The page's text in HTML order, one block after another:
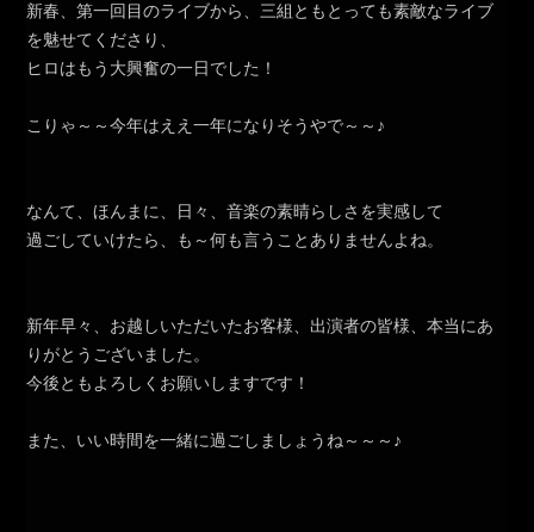
新春、第一回目のライブから、三組ともとっても素敵なライブ
を魅せてくださり、
ヒロはもう大興奮の一日でした！
こりゃ～～今年はええ一年になりそうやで～～♪
なんて、ほんまに、日々、音楽の素晴らしさを実感して
過ごしていけたら、も～何も言うことありませんよね。
新年早々、お越しいただいたお客様、出演者の皆様、本当にあ
りがとうございました。
今後ともよろしくお願いしますです！
また、いい時間を一緒に過ごしましょうね～～～♪